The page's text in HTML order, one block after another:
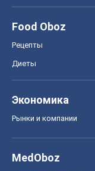
Food Oboz
Рецепты
Диеты
Экономика
Рынки и компании
MedOboz